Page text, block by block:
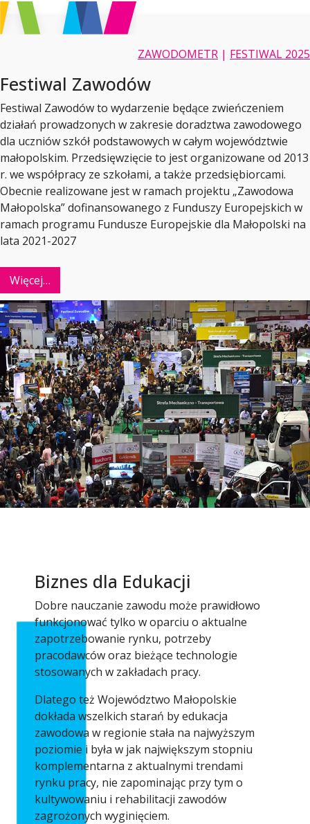
ZAWODOMETR | FESTIWAL 2025
Festiwal Zawodów
Festiwal Zawodów to wydarzenie będące zwieńczeniem
działań prowadzonych w zakresie doradztwa zawodowego
dla uczniów szkół podstawowych w całym województwie
małopolskim. Przedsięwzięcie to jest organizowane od 2013
r. we współpracy ze szkołami, a także przedsiębiorcami.
Obecnie realizowane jest w ramach projektu „Zawodowa
Małopolska” dofinansowanego z Funduszy Europejskich w
ramach programu Fundusze Europejskie dla Małopolski na
lata 2021-2027
Więcej…
Biznes dla Edukacji
Dobre nauczanie zawodu może prawidłowo
funkcjonować tylko w oparciu o aktualne
zapotrzebowanie rynku, potrzeby
pracodawców oraz bieżące technologie
stosowanych w zakładach pracy.
Dlatego też Województwo Małopolskie
dokłada wszelkich starań by edukacja
zawodowa w regionie stała na najwyższym
poziomie i była w jak największym stopniu
komplementarna z aktualnymi trendami
rynku pracy, nie zapominając przy tym o
kultywowaniu i rehabilitacji zawodów
zagrożonych wyginięciem.